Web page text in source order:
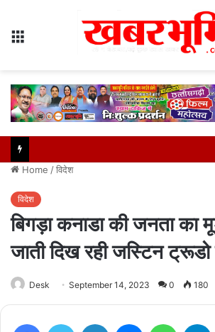
Home /विदेश
विदेश
बिगड़ा कनाडा की जनता का
जाती दिख रही जस्टिन
Desk September 14, 2023 0 180
FacebookTwitter LinkedIn Messenger